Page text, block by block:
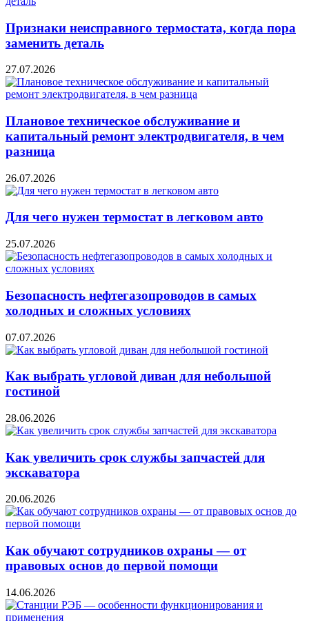
Признаки неисправного термостата, когда пора
заменить деталь
27.07.2026
Плановое техническое обслуживание и
капитальный ремонт электродвигателя, в чем
разница
26.07.2026
Для чего нужен термостат в легковом авто
25.07.2026
Безопасность нефтегазопроводов в самых
холодных и сложных условиях
07.07.2026
Как выбрать угловой диван для небольшой
гостиной
28.06.2026
Как увеличить срок службы запчастей для
экскаватора
20.06.2026
Как обучают сотрудников охраны — от
правовых основ до первой помощи
14.06.2026